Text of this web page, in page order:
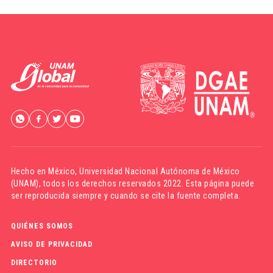
Hecho en México,Universidad Nacional Autónoma de México
(UNAM), todos los derechos reservados 2022. Esta página puede
ser reproducida siempre y cuando se cite la fuente completa.
QUIÉNES SOMOS
AVISO DE PRIVACIDAD
DIRECTORIO